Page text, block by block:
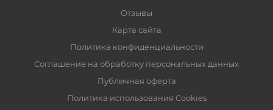
Отзывы
Карта сайта
Политика конфиденциальности
Соглашение на обработку персональных данных
Публичная оферта
Политика использования Cookies